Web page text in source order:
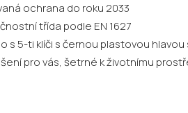
ochrana do roku 2033
třída podle EN 1627
s 5-ti klíči s černou plastovou
pro vás, šetrné k životnímu